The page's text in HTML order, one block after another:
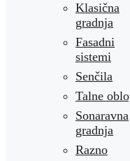
Klasična
gradnja
Fasadni
sistemi
Senčila
Talne
Sonaravna
gradnja
Razno